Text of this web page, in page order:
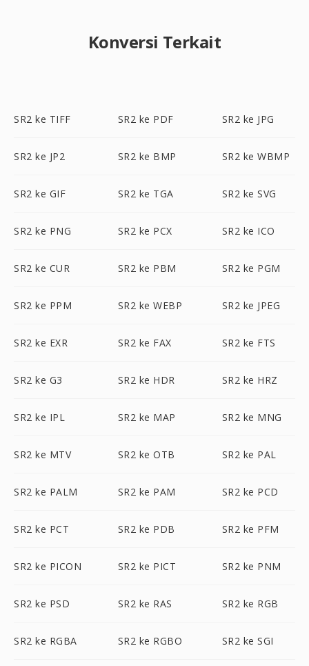
Konversi Terkait
SR2 ke TIFF SR2 ke PDF SR2 ke JPG
SR2 ke JP2 SR2 ke BMP SR2 ke WBMP
SR2 ke GIF SR2 ke TGA SR2 ke SVG
SR2 ke PNG SR2 ke PCX SR2 ke ICO
SR2 ke CUR SR2 ke PBM SR2 ke PGM
SR2 ke PPM SR2 ke WEBP SR2 ke JPEG
SR2 ke EXR SR2 ke FAX SR2 ke FTS
SR2 ke G3 SR2 ke HDR SR2 ke HRZ
SR2 ke IPL SR2 ke MAP SR2 ke MNG
SR2 ke MTV SR2 ke OTB SR2 ke PAL
SR2 ke PALM SR2 ke PAM SR2 ke PCD
SR2 ke PCT SR2 ke PDB SR2 ke PFM
SR2 ke PICON SR2 ke PICT SR2 ke PNM
SR2 ke PSD SR2 ke RAS SR2 ke RGB
SR2 ke RGBA SR2 ke RGBO SR2 ke SGI